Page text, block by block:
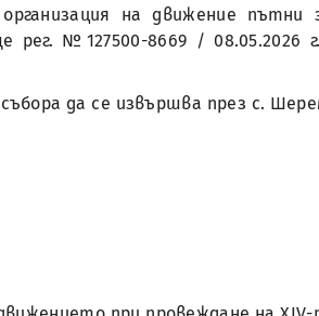
на движение
рег. №127500-8669 /
да се извършва през с.